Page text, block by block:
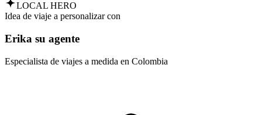
LOCAL HERO
Idea de viaje a personalizar con
Erika su agente
Especialista de viajes a medida en Colombia